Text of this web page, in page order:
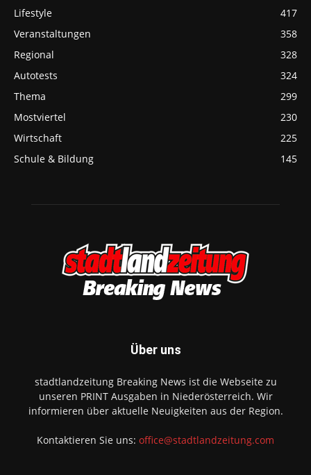
Lifestyle
417
Veranstaltungen
358
Regional
328
Autotests
324
Thema
299
Mostviertel
230
Wirtschaft
225
Schule & Bildung
145
Über uns
stadtlandzeitung Breaking News ist die Webseite zu
unseren PRINT Ausgaben in Niederösterreich. Wir
informieren über aktuelle Neuigkeiten aus der Region.
Kontaktieren Sie uns: office@stadtlandzeitung.com